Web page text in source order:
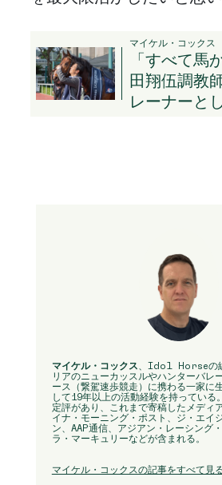
マイケル・コックス
「すべて馬
田翔伍調教
レーナーと
マイケル・コックス 、Idol Horseの
リアのニューカッスルやハンターバレ
ース（繋駕速歩競走）に携わる一家に
して19年以上の活動経験を持っている
定評があり、これまで寄稿したメディ
イナ・モーニング・ポスト、ジ・エイ
ン、AAP通信、アジアン・レーシング
ラ・マーキュリーなどが含まれる。
マイケル・コックスの記事をすべて見